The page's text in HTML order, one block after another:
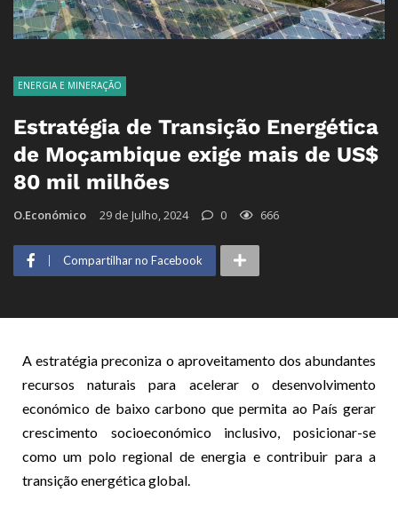
ENERGIA E MINERAÇÃO
Estratégia de Transição Energética
de Moçambique exige mais de US$
80 mil milhões
O.Económico 29 de Julho, 2024 0 666
Compartilhar no Facebook
A estratégia preconiza o aproveitamento dos abundantes
recursos naturais para acelerar o desenvolvimento
económico de baixo carbono que permita ao País gerar
crescimento socioeconómico inclusivo, posicionar-se
como um polo regional de energia e contribuir para a
transição energética global.